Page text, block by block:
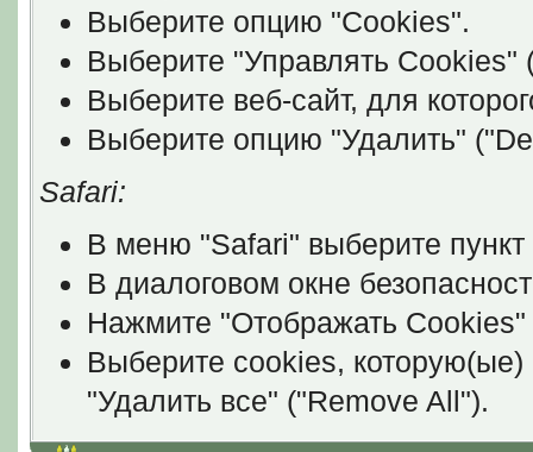
Выберите опцию "Cookies".
Выберите "Управлять Cookies"
Выберите веб-сайт, для
Выберите опцию "Удалить"
Safari:
В меню "Safari" выберите
В диалоговом окне
Нажмите "Отображать
Выберите cookies, которую(ые)
"Удалить все" ("Remove All").